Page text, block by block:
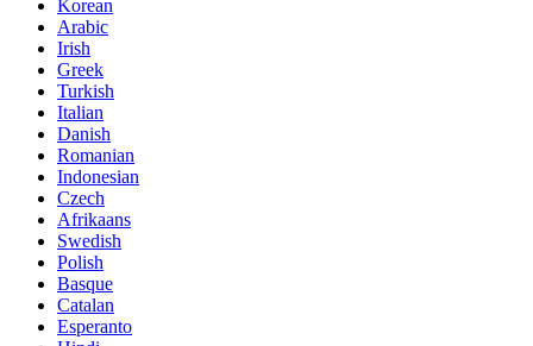
Korean
Arabic
Irish
Greek
Turkish
Italian
Danish
Romanian
Indonesian
Czech
Afrikaans
Swedish
Polish
Basque
Catalan
Esperanto